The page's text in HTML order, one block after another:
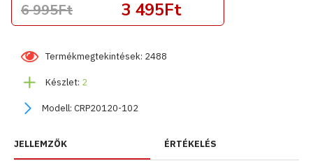
Készlet: 2
Modell: CRP20120-102
Termékmegtekintések: 2488
3 495Ft
6 995Ft
JELLEMZŐK ÉRTÉKELÉS